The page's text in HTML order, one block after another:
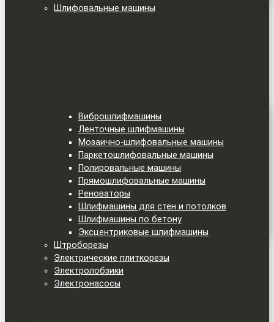
Шлифовальные машины
Виброшлифмашины
Ленточные шлифмашины
Мозаично-шлифовальные машины
Паркетошлифовальные машины
Полировальные машины
Прямошлифовальные машины
Реноваторы
Шлифмашины для стен и потолков
Шлифмашины по бетону
Эксцентриковые шлифмашины
Штроборезы
Электрические плиткорезы
Электролобзики
Электронасосы